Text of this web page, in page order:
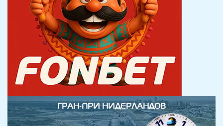
ГРАН-ПРИ НИДЕРЛАНДОВ